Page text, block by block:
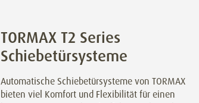
TORMAX T2 Series
Schiebetürsysteme
Automatische Schiebetürsysteme von TORMAX
bieten viel Komfort und Flexibilität für einen